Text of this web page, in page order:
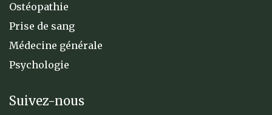
Ostéopathie
Prise de sang
Médecine générale
Psychologie
Suivez-nous